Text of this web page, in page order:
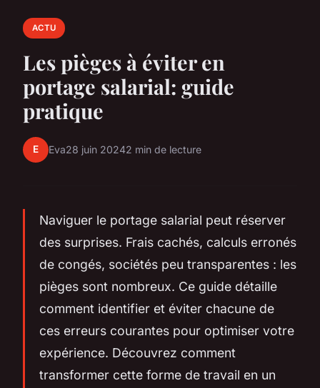
ACTU
Les pièges à éviter en
portage salarial: guide
pratique
E Eva28 juin 20242 min de lecture
Naviguer le portage salarial peut réserver
des surprises. Frais cachés, calculs erronés
de congés, sociétés peu transparentes : les
pièges sont nombreux. Ce guide détaille
comment identifier et éviter chacune de
ces erreurs courantes pour optimiser votre
expérience. Découvrez comment
transformer cette forme de travail en un